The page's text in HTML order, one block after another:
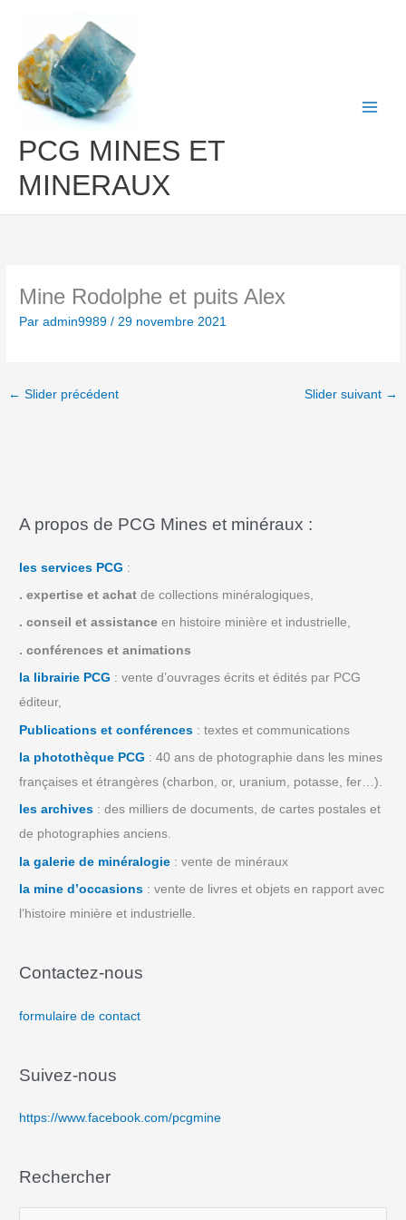
contenu
PCG MINES ET
MINERAUX
Mine Rodolphe et puits Alex
Paradmin9989/29 novembre 2021
← Slider précédent Slider suivant →
A propos de PCG Mines et minéraux :
les services PCG :
. expertise et achat de collections minéralogiques,
. conseil et assistance en histoire minière et industrielle,
. conférences et animations
la librairie PCG : vente d’ouvrages écrits et édités par PCG
éditeur,
Publications et conférences : textes et communications
la photothèque PCG : 40 ans de photographie dans les mines
françaises et étrangères (charbon, or, uranium, potasse, fer…).
les archives : des milliers de documents, de cartes postales et
de photographies anciens.
la galerie de minéralogie : vente de minéraux
la mine d’occasions : vente de livres et objets en rapport avec
l’histoire minière et industrielle.
Contactez-nous
formulaire de contact
Suivez-nous
https://www.facebook.com/pcgmine
Rechercher